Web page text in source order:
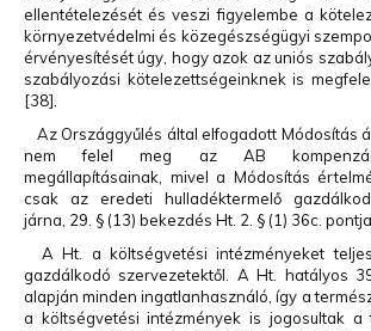
ellentételezését és veszi figyelembe a
környezetvédelmi és közegészségügyi
érvényesítését úgy, hogy azok az uniós
szabályozási kötelezettségeinknek is
[38].
Az Országgyűlés által elfogadott Módosítás
nem felel meg az AB
megállapításainak, mivel a Módosítás
csak az eredeti hulladéktermelő
járna, 29. § (13) bekezdés Ht. 2. § (1) 36c. pontja.
A Ht. a költségvetési intézményeket
gazdálkodó szervezetektől. A Ht. hatályos
alapján minden ingatlanhasználó, így a
a költségvetési intézmények is jogosultak a